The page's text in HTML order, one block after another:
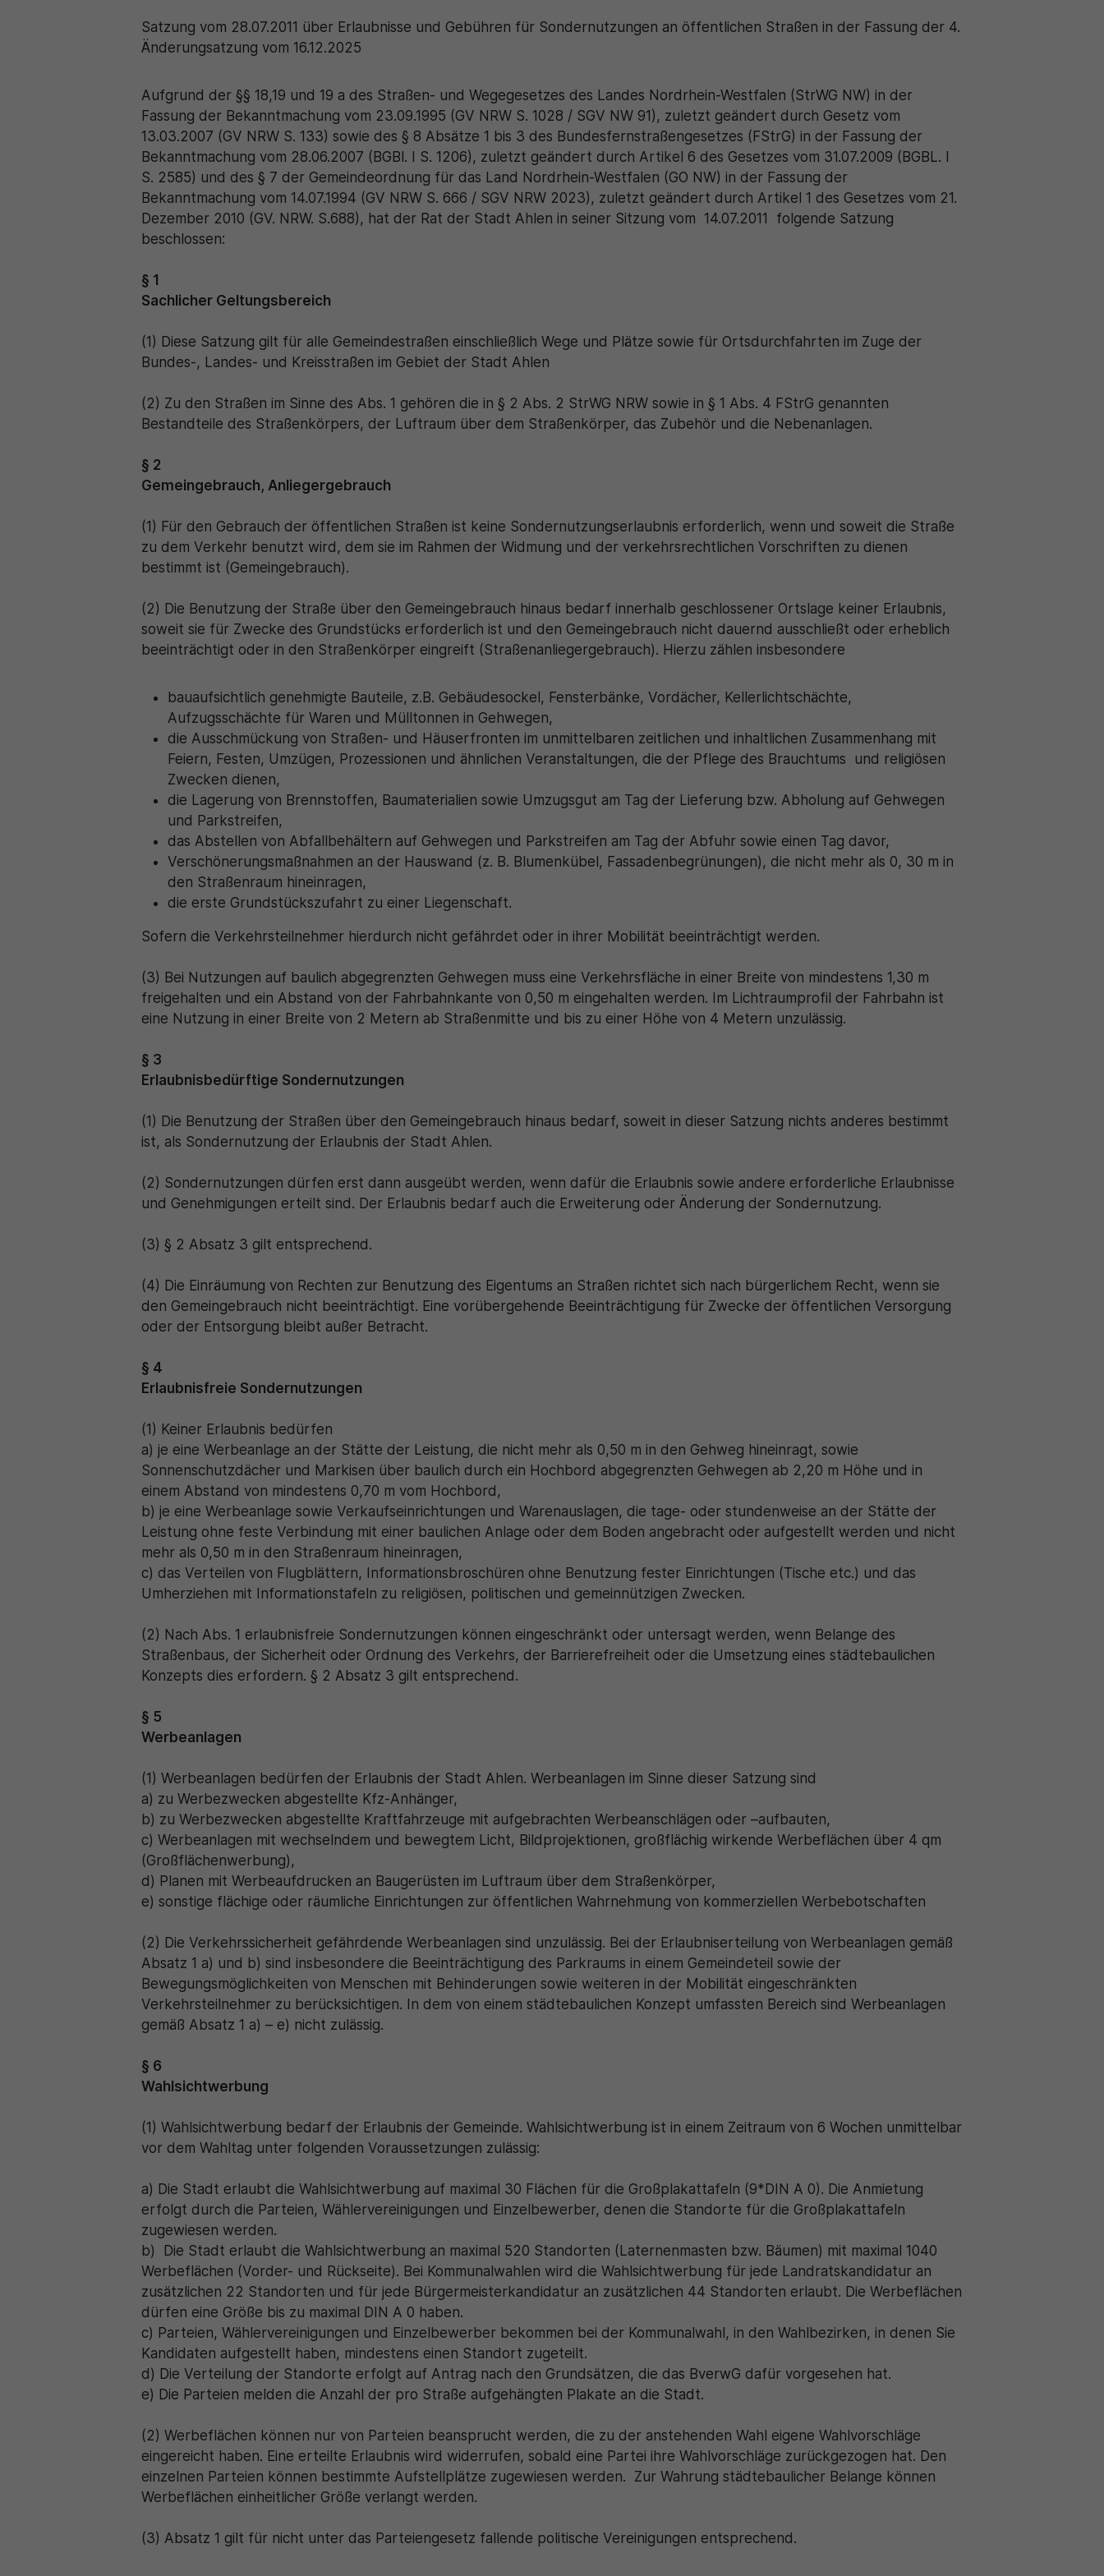
Satzung vom 28.07.2011 über Erlaubnisse und Gebühren für Sondernutzungen an öffentlichen Straßen in der Fassung der 4.
Änderungsatzung vom 16.12.2025
Aufgrund der §§ 18,19 und 19 a des Straßen- und Wegegesetzes des Landes Nordrhein-Westfalen (StrWG NW) in der
Fassung der Bekanntmachung vom 23.09.1995 (GV NRW S. 1028 / SGV NW 91), zuletzt geändert durch Gesetz vom
13.03.2007 (GV NRW S. 133) sowie des § 8 Absätze 1 bis 3 des Bundesfernstraßengesetzes (FStrG) in der Fassung der
Bekanntmachung vom 28.06.2007 (BGBl. I S. 1206), zuletzt geändert durch Artikel 6 des Gesetzes vom 31.07.2009 (BGBL. I
S. 2585) und des § 7 der Gemeindeordnung für das Land Nordrhein-Westfalen (GO NW) in der Fassung der
Bekanntmachung vom 14.07.1994 (GV NRW S. 666 / SGV NRW 2023), zuletzt geändert durch Artikel 1 des Gesetzes vom 21.
Dezember 2010 (GV. NRW. S.688), hat der Rat der Stadt Ahlen in seiner Sitzung vom 14.07.2011 folgende Satzung
beschlossen:
§ 1
Sachlicher Geltungsbereich
(1) Diese Satzung gilt für alle Gemeindestraßen einschließlich Wege und Plätze sowie für Ortsdurchfahrten im Zuge der
Bundes-, Landes- und Kreisstraßen im Gebiet der Stadt Ahlen
(2) Zu den Straßen im Sinne des Abs. 1 gehören die in § 2 Abs. 2 StrWG NRW sowie in § 1 Abs. 4 FStrG genannten
Bestandteile des Straßenkörpers, der Luftraum über dem Straßenkörper, das Zubehör und die Nebenanlagen.
§ 2
Gemeingebrauch, Anliegergebrauch
(1) Für den Gebrauch der öffentlichen Straßen ist keine Sondernutzungserlaubnis erforderlich, wenn und soweit die Straße
zu dem Verkehr benutzt wird, dem sie im Rahmen der Widmung und der verkehrsrechtlichen Vorschriften zu dienen
bestimmt ist (Gemeingebrauch).
(2) Die Benutzung der Straße über den Gemeingebrauch hinaus bedarf innerhalb geschlossener Ortslage keiner Erlaubnis,
soweit sie für Zwecke des Grundstücks erforderlich ist und den Gemeingebrauch nicht dauernd ausschließt oder erheblich
beeinträchtigt oder in den Straßenkörper eingreift (Straßenanliegergebrauch). Hierzu zählen insbesondere
bauaufsichtlich genehmigte Bauteile, z.B. Gebäudesockel, Fensterbänke, Vordächer, Kellerlichtschächte,
Aufzugsschächte für Waren und Mülltonnen in Gehwegen,
die Ausschmückung von Straßen- und Häuserfronten im unmittelbaren zeitlichen und inhaltlichen Zusammenhang mit
Feiern, Festen, Umzügen, Prozessionen und ähnlichen Veranstaltungen, die der Pflege des Brauchtums und religiösen
Zwecken dienen,
die Lagerung von Brennstoffen, Baumaterialien sowie Umzugsgut am Tag der Lieferung bzw. Abholung auf Gehwegen
und Parkstreifen,
das Abstellen von Abfallbehältern auf Gehwegen und Parkstreifen am Tag der Abfuhr sowie einen Tag davor,
Verschönerungsmaßnahmen an der Hauswand (z. B. Blumenkübel, Fassadenbegrünungen), die nicht mehr als 0, 30 m in
den Straßenraum hineinragen,
die erste Grundstückszufahrt zu einer Liegenschaft.
Sofern die Verkehrsteilnehmer hierdurch nicht gefährdet oder in ihrer Mobilität beeinträchtigt werden.
(3) Bei Nutzungen auf baulich abgegrenzten Gehwegen muss eine Verkehrsfläche in einer Breite von mindestens 1,30 m
freigehalten und ein Abstand von der Fahrbahnkante von 0,50 m eingehalten werden. Im Lichtraumprofil der Fahrbahn ist
eine Nutzung in einer Breite von 2 Metern ab Straßenmitte und bis zu einer Höhe von 4 Metern unzulässig.
§ 3
Erlaubnisbedürftige Sondernutzungen
(1) Die Benutzung der Straßen über den Gemeingebrauch hinaus bedarf, soweit in dieser Satzung nichts anderes bestimmt
ist, als Sondernutzung der Erlaubnis der Stadt Ahlen.
(2) Sondernutzungen dürfen erst dann ausgeübt werden, wenn dafür die Erlaubnis sowie andere erforderliche Erlaubnisse
und Genehmigungen erteilt sind. Der Erlaubnis bedarf auch die Erweiterung oder Änderung der Sondernutzung.
(3) § 2 Absatz 3 gilt entsprechend.
(4) Die Einräumung von Rechten zur Benutzung des Eigentums an Straßen richtet sich nach bürgerlichem Recht, wenn sie
den Gemeingebrauch nicht beeinträchtigt. Eine vorübergehende Beeinträchtigung für Zwecke der öffentlichen Versorgung
oder der Entsorgung bleibt außer Betracht.
§ 4
Erlaubnisfreie Sondernutzungen
(1) Keiner Erlaubnis bedürfen
a) je eine Werbeanlage an der Stätte der Leistung, die nicht mehr als 0,50 m in den Gehweg hineinragt, sowie
Sonnenschutzdächer und Markisen über baulich durch ein Hochbord abgegrenzten Gehwegen ab 2,20 m Höhe und in
einem Abstand von mindestens 0,70 m vom Hochbord,
b) je eine Werbeanlage sowie Verkaufseinrichtungen und Warenauslagen, die tage- oder stundenweise an der Stätte der
Leistung ohne feste Verbindung mit einer baulichen Anlage oder dem Boden angebracht oder aufgestellt werden und nicht
mehr als 0,50 m in den Straßenraum hineinragen,
c) das Verteilen von Flugblättern, Informationsbroschüren ohne Benutzung fester Einrichtungen (Tische etc.) und das
Umherziehen mit Informationstafeln zu religiösen, politischen und gemeinnützigen Zwecken.
(2) Nach Abs. 1 erlaubnisfreie Sondernutzungen können eingeschränkt oder untersagt werden, wenn Belange des
Straßenbaus, der Sicherheit oder Ordnung des Verkehrs, der Barrierefreiheit oder die Umsetzung eines städtebaulichen
Konzepts dies erfordern. § 2 Absatz 3 gilt entsprechend.
§ 5
Werbeanlagen
(1) Werbeanlagen bedürfen der Erlaubnis der Stadt Ahlen. Werbeanlagen im Sinne dieser Satzung sind
a) zu Werbezwecken abgestellte Kfz-Anhänger,
b) zu Werbezwecken abgestellte Kraftfahrzeuge mit aufgebrachten Werbeanschlägen oder –aufbauten,
c) Werbeanlagen mit wechselndem und bewegtem Licht, Bildprojektionen, großflächig wirkende Werbeflächen über 4 qm
(Großflächenwerbung),
d) Planen mit Werbeaufdrucken an Baugerüsten im Luftraum über dem Straßenkörper,
e) sonstige flächige oder räumliche Einrichtungen zur öffentlichen Wahrnehmung von kommerziellen Werbebotschaften
(2) Die Verkehrssicherheit gefährdende Werbeanlagen sind unzulässig. Bei der Erlaubniserteilung von Werbeanlagen gemäß
Absatz 1 a) und b) sind insbesondere die Beeinträchtigung des Parkraums in einem Gemeindeteil sowie der
Bewegungsmöglichkeiten von Menschen mit Behinderungen sowie weiteren in der Mobilität eingeschränkten
Verkehrsteilnehmer zu berücksichtigen. In dem von einem städtebaulichen Konzept umfassten Bereich sind Werbeanlagen
gemäß Absatz 1 a) – e) nicht zulässig.
§ 6
Wahlsichtwerbung
(1) Wahlsichtwerbung bedarf der Erlaubnis der Gemeinde. Wahlsichtwerbung ist in einem Zeitraum von 6 Wochen unmittelbar
vor dem Wahltag unter folgenden Voraussetzungen zulässig:
a) Die Stadt erlaubt die Wahlsichtwerbung auf maximal 30 Flächen für die Großplakattafeln (9*DIN A 0). Die Anmietung
erfolgt durch die Parteien, Wählervereinigungen und Einzelbewerber, denen die Standorte für die Großplakattafeln
zugewiesen werden.
b) Die Stadt erlaubt die Wahlsichtwerbung an maximal 520 Standorten (Laternenmasten bzw. Bäumen) mit maximal 1040
Werbeflächen (Vorder- und Rückseite). Bei Kommunalwahlen wird die Wahlsichtwerbung für jede Landratskandidatur an
zusätzlichen 22 Standorten und für jede Bürgermeisterkandidatur an zusätzlichen 44 Standorten erlaubt. Die Werbeflächen
dürfen eine Größe bis zu maximal DIN A 0 haben.
c) Parteien, Wählervereinigungen und Einzelbewerber bekommen bei der Kommunalwahl, in den Wahlbezirken, in denen Sie
Kandidaten aufgestellt haben, mindestens einen Standort zugeteilt.
d) Die Verteilung der Standorte erfolgt auf Antrag nach den Grundsätzen, die das BverwG dafür vorgesehen hat.
e) Die Parteien melden die Anzahl der pro Straße aufgehängten Plakate an die Stadt.
(2) Werbeflächen können nur von Parteien beansprucht werden, die zu der anstehenden Wahl eigene Wahlvorschläge
eingereicht haben. Eine erteilte Erlaubnis wird widerrufen, sobald eine Partei ihre Wahlvorschläge zurückgezogen hat. Den
einzelnen Parteien können bestimmte Aufstellplätze zugewiesen werden. Zur Wahrung städtebaulicher Belange können
Werbeflächen einheitlicher Größe verlangt werden.
(3) Absatz 1 gilt für nicht unter das Parteiengesetz fallende politische Vereinigungen entsprechend.
Name cookie_optin
1 Jahr
Zweck
Dieses Cookie wird verwendet, um Ihre
Cookie-Einstellungen für diese Website zu
speichern.
Dieser Wert speichert Ihre Consent-
Einstellungen. Unter anderem eine zufällig
Webseiten-Betreiber dies eingestellt hat.
Cookie-Informationen anzeigen
Diese Cookies dienen zur statistischen Erfassung, welche
Seiteninhalte von den Besuchern abgerufen werden, um
zukünftig unser Informationsangebot zu optimieren. Die durch
die Cookie erzeugten Informationen im pseudonymen
Nutzerprofil werden nicht dazu benutzt, den Besucher dieser
Website persönlich zu identifizieren und nicht mit
personenbezogenen Daten über den Träger des Pseudonyms
zusammengeführt.
Wird für statistische Zwecke verwendet, um
speichern.
Anbieter
Laufzeit 30 Minuten
Wird für statistische Zwecke verwendet, um
zusätzliche Informationen anzubieten.